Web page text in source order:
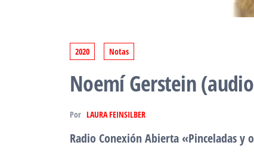
2020 Notas
Noemí Gerstein
Por LAURA FEINSILBER
Radio Conexión Abierta «Pinceladas y